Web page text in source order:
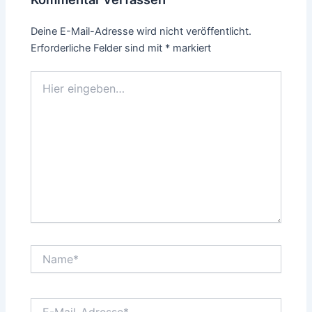
Deine E-Mail-Adresse wird nicht veröffentlicht.
Erforderliche Felder sind mit * markiert
eingeben…